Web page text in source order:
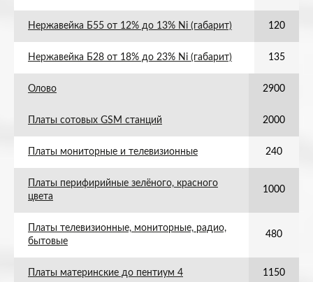
Нержавейка Б55 от 12% до 13% Ni (габарит) 120
Нержавейка Б28 от 18% до 23% Ni (габарит) 135
Олово 2900
Платы сотовых GSM станций 2000
Платы мониторные и телевизионные 240
Платы перифирийные зелёного, красного
цвета
1000
Платы телевизионные, мониторные, радио,
бытовые
480
Платы материнские до пентиум 4 1150